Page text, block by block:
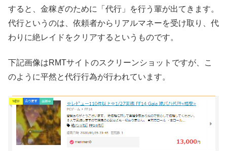
すると、金稼ぎのために「代行」を行う輩が出てきます。
代行というのは、依頼者からリアルマネーを受け取り、代
わりに絶レイドをクリアするというものです。
下記画像はRMTサイトのスクリーンショットですが、こ
のように平然と代行行為が行われています。